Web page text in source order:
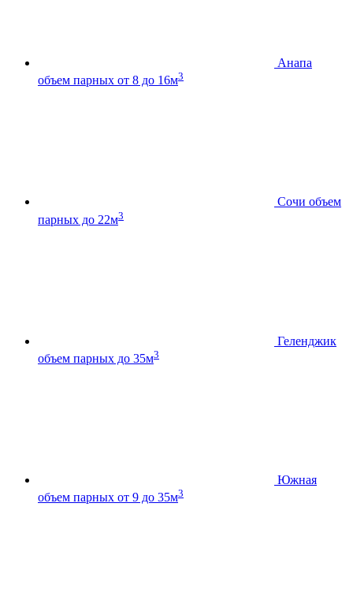
Анапа
объем парных от 8 до 16м3
Сочи объем
парных до 22м3
Геленджик
объем парных до 35м3
Южная
объем парных от 9 до 35м3